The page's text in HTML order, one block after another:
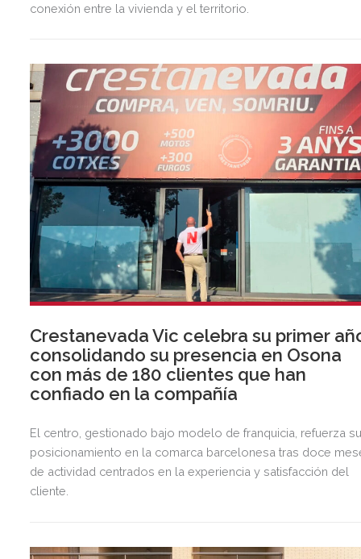
conexión entre la vivienda y el territorio.
Crestanevada Vic celebra su primer
consolidando su presencia en Osona
con más de 180 clientes que han
confiado en la compañía
El centro, gestionado bajo modelo de franquicia, refuerza
posicionamiento en la comarca barcelonesa tras doce
de actividad centrados en la experiencia y satisfacción del
cliente.